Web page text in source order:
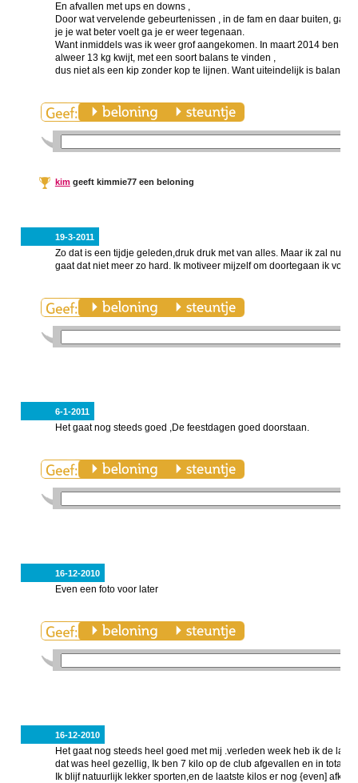
En afvallen met ups en downs ,
Door wat vervelende gebeurtenissen , in de fam en daar buiten,
je je wat beter voelt ga je er weer tegenaan.
Want inmiddels was ik weer grof aangekomen. In maart 2014 ben ik
alweer 13 kg kwijt, met een soort balans te vinden ,
dus niet als een kip zonder kop te lijnen. Want uiteindelijk is balans
kimgeeft kimmie77 een beloning
19-3-2011
Zo dat is een tijdje geleden,druk druk met van alles. Maar ik zal nu
gaat dat niet meer zo hard. Ik motiveer mijzelf om doortegaan ik voel
6-1-2011
Het gaat nog steeds goed ,De feestdagen goed doorstaan.
16-12-2010
Even een foto voor later
16-12-2010
Het gaat nog steeds heel goed met mij .verleden week heb ik de
dat was heel gezellig, Ik ben 7 kilo op de club afgevallen en in totaal
Ik blijf natuurlijk lekker sporten,en de laatste kilos er nog {even]